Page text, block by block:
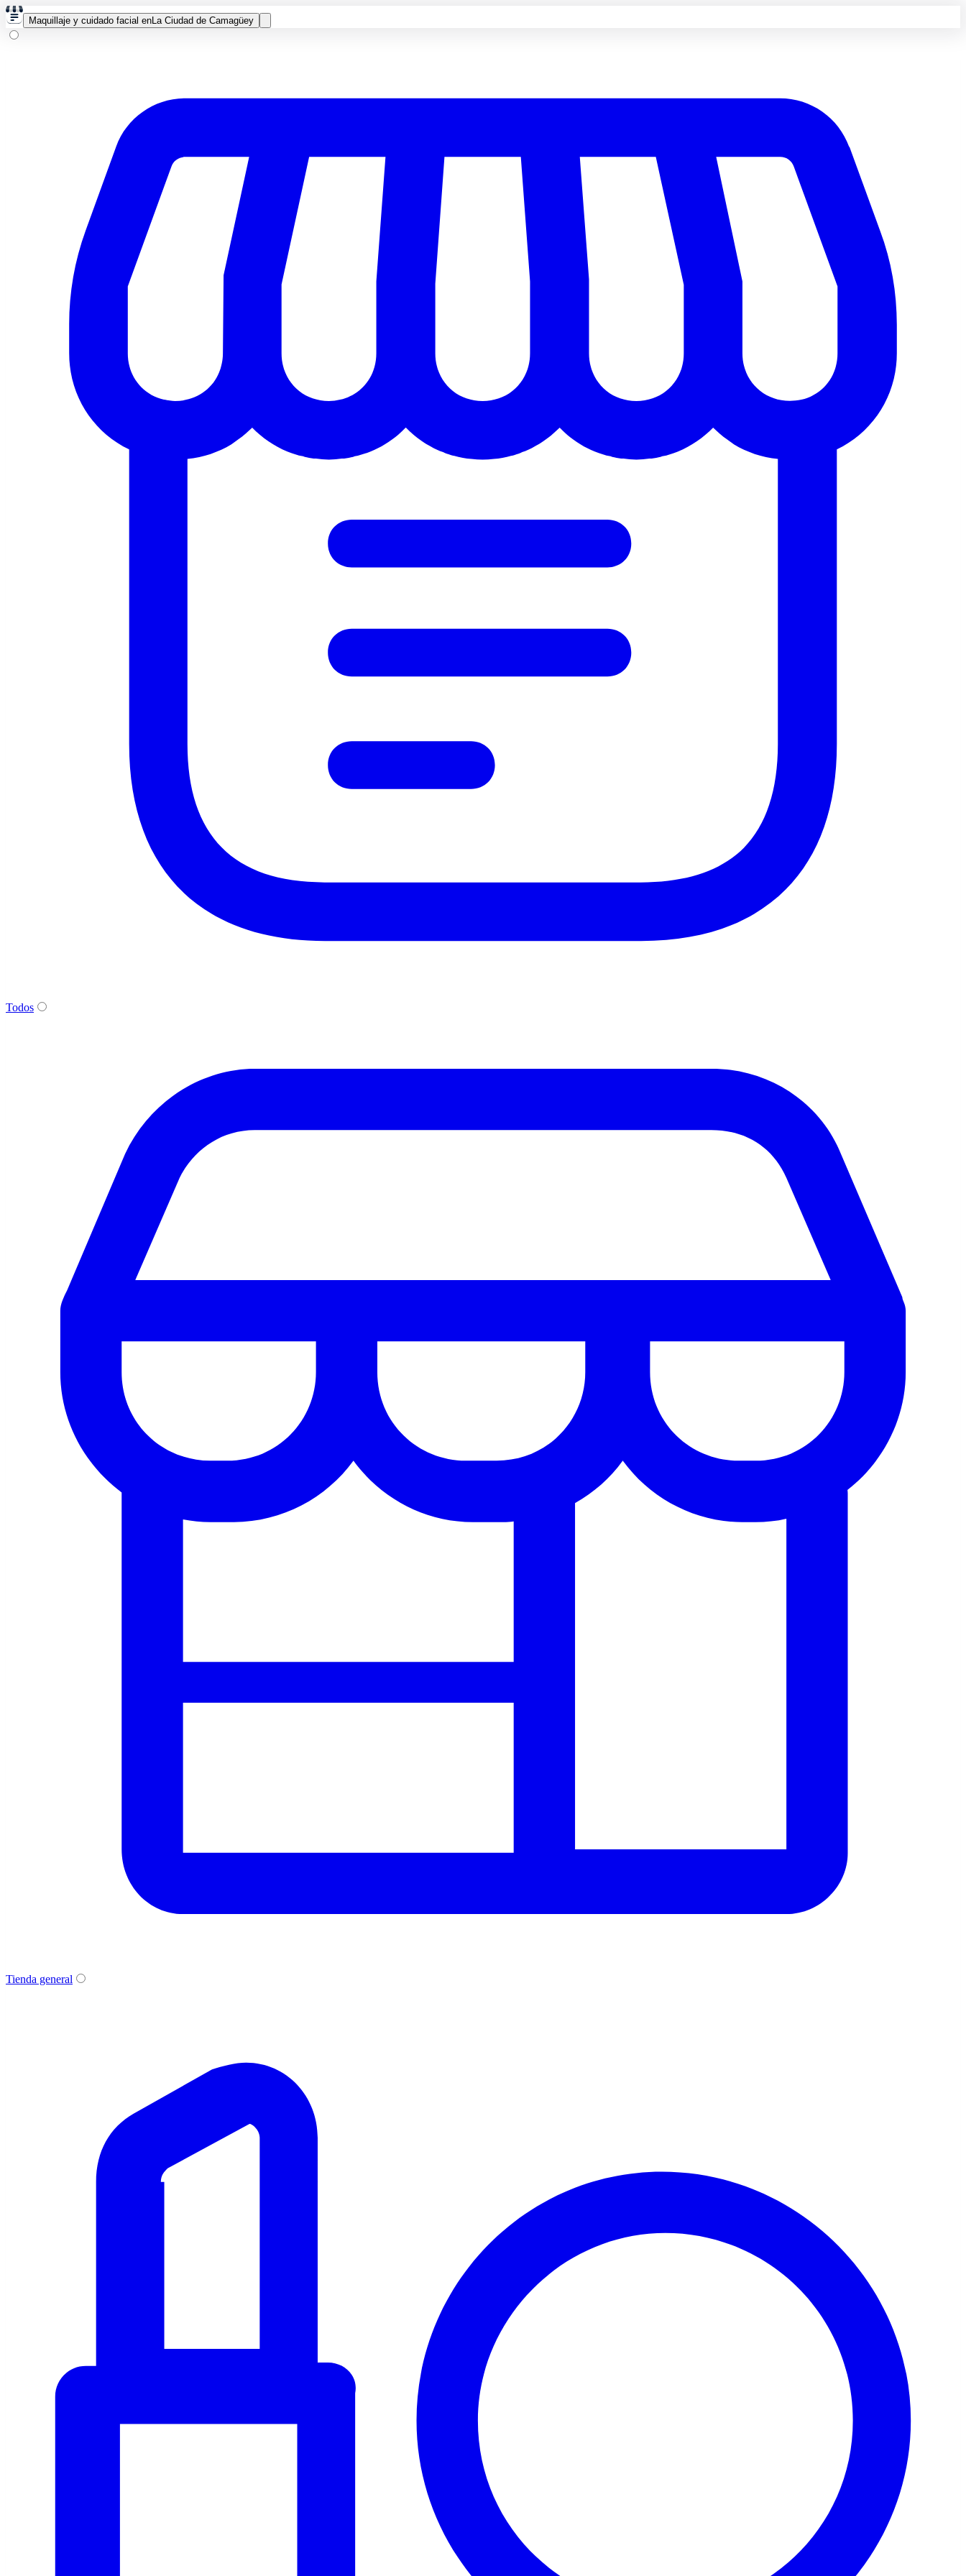
Maquillaje y cuidado facial enLa Ciudad de Camagüey
Todos
Tienda general